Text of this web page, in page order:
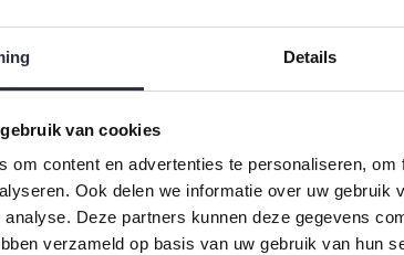
Details
van cookies
om content en advertenties te personaliseren,
Ook delen we informatie over uw gebruik
analyse. Deze partners kunnen deze gegevens
verzameld op basis van uw gebruik van hun